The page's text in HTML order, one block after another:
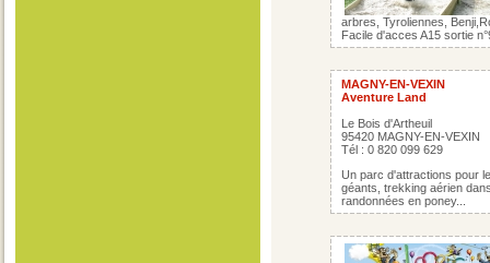
arbres, Tyroliennes,
Facile d'acces A15 sortie
MAGNY-EN-VEXIN
Aventure Land
Le Bois d'Artheuil
95420 MAGNY-EN-VEXIN
Tél : 0 820 099 629
Un parc d'attractions pour
géants, trekking aérien
randonnées en poney...